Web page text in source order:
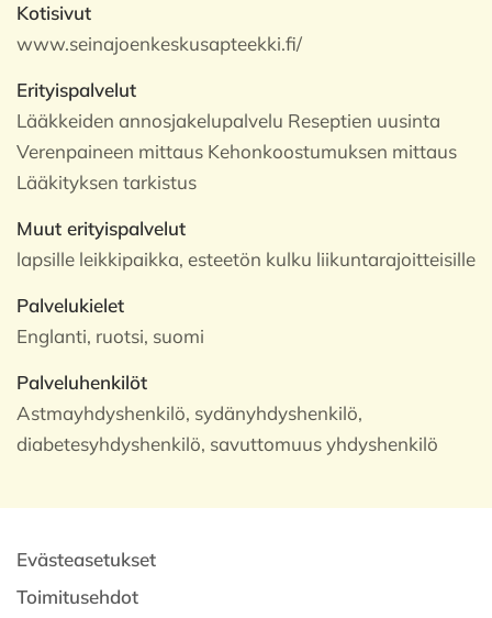
Kotisivut
www.seinajoenkeskusapteekki.fi/
Erityispalvelut
Lääkkeiden annosjakelupalvelu Reseptien uusinta
Verenpaineen mittaus Kehonkoostumuksen mittaus
Lääkityksen tarkistus
Muut erityispalvelut
lapsille leikkipaikka, esteetön kulku liikuntarajoitteisille
Palvelukielet
Englanti, ruotsi, suomi
Palveluhenkilöt
Astmayhdyshenkilö, sydänyhdyshenkilö,
diabetesyhdyshenkilö, savuttomuus yhdyshenkilö
Evästeasetukset
Toimitusehdot